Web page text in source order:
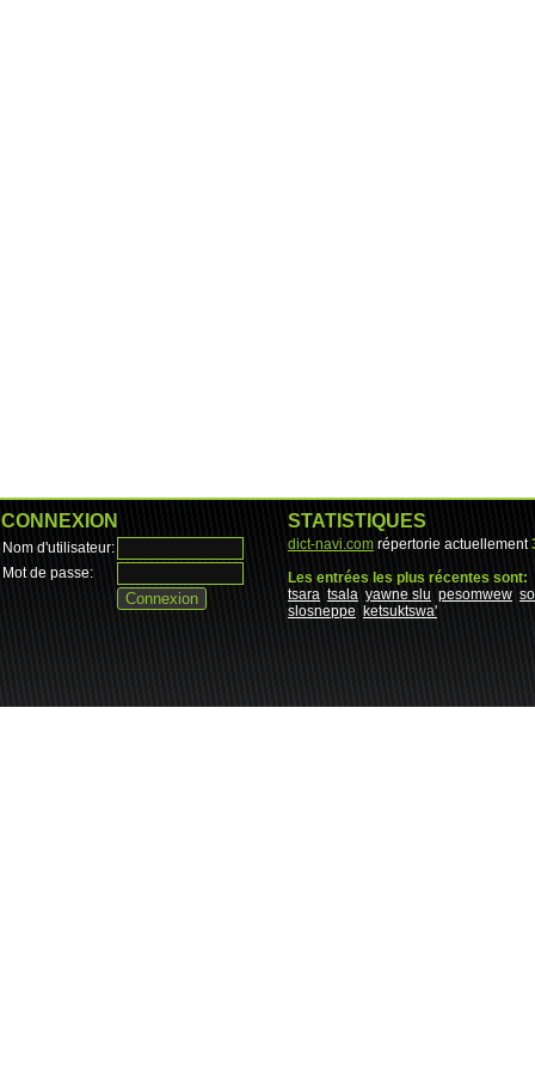
CONNEXION
Nom d'utilisateur:
Mot de passe:
STATISTIQUES
dict-navi.com répertorie actuellement
Les entrées les plus récentes sont:
tsara tsala yawne slu pesomwew
slosneppe
ketsuktswa'